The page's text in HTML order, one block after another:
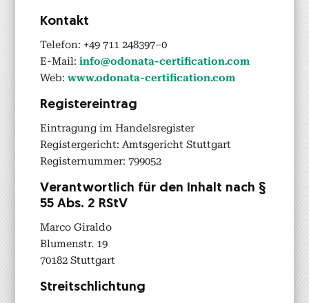
Kon­takt
Tele­fon: +49 711 248397–0
E‑Mail:info@odonata-certification.com
Web:www.odonata-certification.com
Reg­is­tere­in­trag
Ein­tra­gung im Han­del­sreg­is­ter
Reg­is­terg­ericht: Amts­gericht Stuttgart
Reg­is­ter­num­mer: 799052
Ver­ant­wortlich für den Inhalt nach §
55 Abs. 2 RStV
Mar­co Giral­do
Blu­men­str. 19
70182 Stuttgart
Stre­itschlich­tung